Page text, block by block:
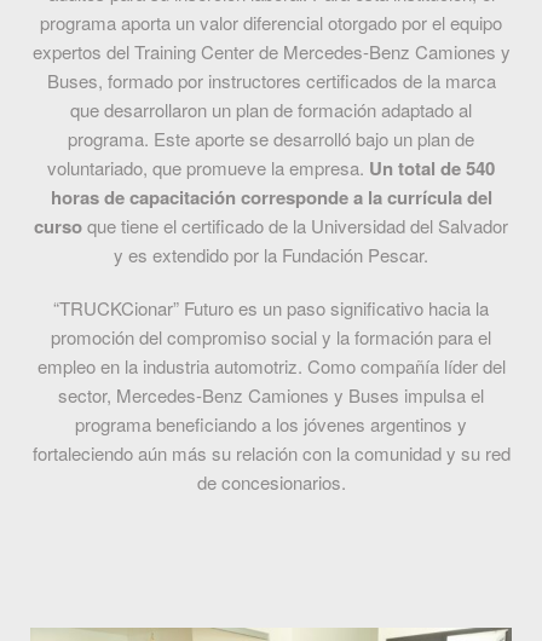
programa aporta un valor diferencial otorgado por el equipo
expertos del Training Center de Mercedes-Benz Camiones y
Buses, formado por instructores certificados de la marca
que desarrollaron un plan de formación adaptado al
programa. Este aporte se desarrolló bajo un plan de
voluntariado, que promueve la empresa. Un total de 540
horas de capacitación corresponde a la currícula del
cursoque tiene el certificado de la Universidad del Salvador
y es extendido por la Fundación Pescar.
“TRUCKCionar” Futuro es un paso significativo hacia la
promoción del compromiso social y la formación para el
empleo en la industria automotriz. Como compañía líder del
sector, Mercedes-Benz Camiones y Buses impulsa el
programa beneficiando a los jóvenes argentinos y
fortaleciendo aún más su relación con la comunidad y su red
de concesionarios.